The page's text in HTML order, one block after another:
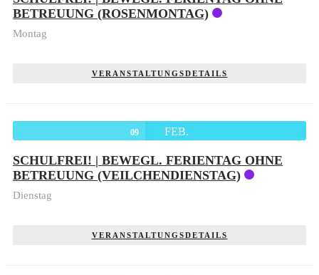
BETREUUNG (ROSENMONTAG)
Montag
VERANSTALTUNGSDETAILS
09 FEB.
SCHULFREI! | BEWEGL. FERIENTAG OHNE
BETREUUNG (VEILCHENDIENSTAG)
Dienstag
VERANSTALTUNGSDETAILS